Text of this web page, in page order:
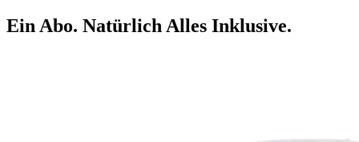
Ein Abo. Natürlich Alles Inklusive.